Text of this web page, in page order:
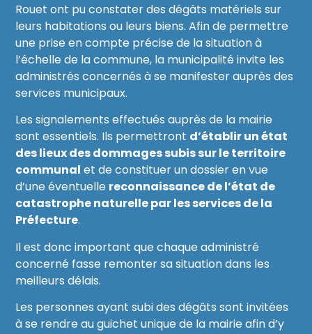
Rouet ont pu constater des dégâts matériels sur
leurs habitations ou leurs biens. Afin de permettre
une prise en compte précise de la situation à
l’échelle de la commune, la municipalité invite les
administrés concernés à se manifester auprès des
services municipaux.
Les signalements effectués auprès de la mairie
sont essentiels. Ils permettront d’établir un état
des lieux des dommages subis sur le territoire
communal et de constituer un dossier en vue
d’une éventuelle reconnaissance de l’état de
catastrophe naturelle par les services de la
Préfecture.
Il est donc important que chaque administré
concerné fasse remonter sa situation dans les
meilleurs délais.
Les personnes ayant subi des dégâts sont invitées
à se rendre au guichet unique de la mairie afin d’y